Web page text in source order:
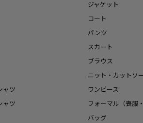
ャツ
ャツ
ジャケット
コート
パンツ
スカート
ブラウス
ニット・カットソ
ワンピース
フォーマル（喪服
バッグ